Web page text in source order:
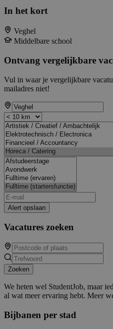
In het kort
Veghel
Middelbare school
Ontvang vergelijkbare
Vul in waar je vergelijkbare
mailadres niet!
Alert opslaan
Vacatures zoeken
Zoeken
We heten wel StudentJob, maar
al wat meer ervaring hebt. Meer
Bijbanen per stad